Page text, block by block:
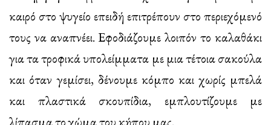
καιρό στο ψυγείο επειδή επιτρέπουν στο περιεχόμενό
τους να αναπνέει. Εφοδιάζουμε λοιπόν το καλαθάκι
για τα τροφικά υπολείμματα με μια τέτοια σακούλα
και όταν γεμίσει, δένουμε κόμπο και χωρίς μπελά
και πλαστικά σκουπίδια, εμπλουτίζουμε με